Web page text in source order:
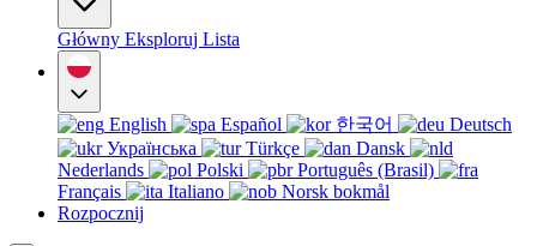
Główny Eksploruj Lista
English Español 한국어
Deutsch
Українська
Türkçe
Dansk
Nederlands
Polski
Português (Brasil)
Français
Italiano
Norsk bokmål
Rozpocznij